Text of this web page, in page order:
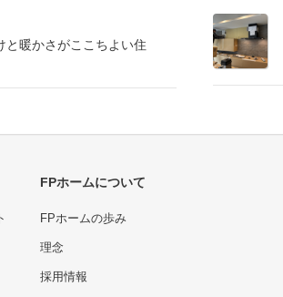
と暖かさがここちよい住
FPホームについて
FPホームの歩み
理念
採用情報